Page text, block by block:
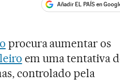
Añadir EL PAÍS en
procura aumentar os
em uma tentativa
controlado pela